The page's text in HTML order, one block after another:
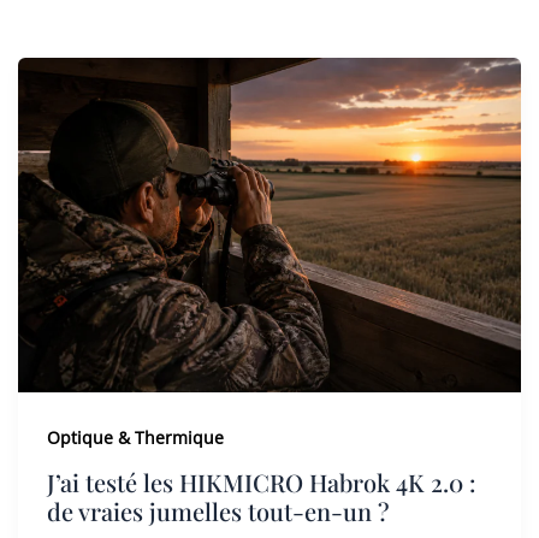
Optique & Thermique
J’ai testé les HIKMICRO Habrok 4K 2.0 :
de vraies jumelles tout-en-un ?